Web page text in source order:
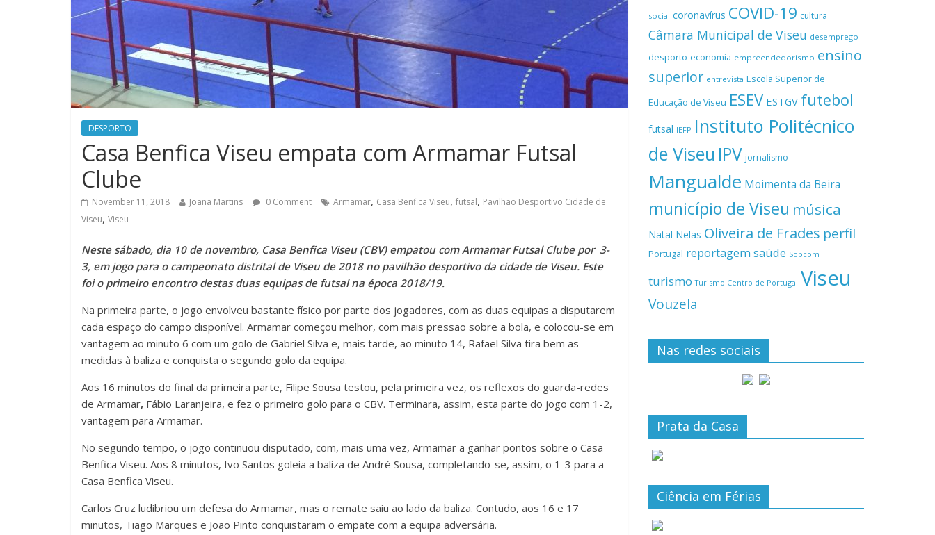
DESPORTO
Casa Benfica Viseu empata com Armamar Futsal
Clube
November 11, 2018 Joana Martins 0 Comment Armamar, Casa Benfica Viseu, futsal, Pavilhão Desportivo Cidade de
Viseu, Viseu
Neste sábado, dia 10 de novembro, Casa Benfica Viseu (CBV) empatou com Armamar Futsal Clube por 3-
3, em jogo para o campeonato distrital de Viseu de 2018 no pavilhão desportivo da cidade de Viseu. Este
foi o primeiro encontro destas duas equipas de futsal na época 2018/19.
Na primeira parte, o jogo envolveu bastante físico por parte dos jogadores, com as duas equipas a disputarem
cada espaço do campo disponível. Armamar começou melhor, com mais pressão sobre a bola, e colocou-se em
vantagem ao minuto 6 com um golo de Gabriel Silva e, mais tarde, ao minuto 14, Rafael Silva tira bem as
medidas à baliza e conquista o segundo golo da equipa.
Aos 16 minutos do final da primeira parte, Filipe Sousa testou, pela primeira vez, os reflexos do guarda-redes
de Armamar, Fábio Laranjeira, e fez o primeiro golo para o CBV. Terminara, assim, esta parte do jogo com 1-2,
vantagem para Armamar.
No segundo tempo, o jogo continuou disputado, com, mais uma vez, Armamar a ganhar pontos sobre o Casa
Benfica Viseu. Aos 8 minutos, Ivo Santos goleia a baliza de André Sousa, completando-se, assim, o 1-3 para a
Casa Benfica Viseu.
Carlos Cruz ludibriou um defesa do Armamar, mas o remate saiu ao lado da baliza. Contudo, aos 16 e 17
minutos, Tiago Marques e João Pinto conquistaram o empate com a equipa adversária.
social coronavírus COVID-19 cultura
Câmara Municipal de Viseu desemprego
desporto economia empreendedorismo ensino
superior entrevista Escola Superior de
Educação de Viseu ESEV ESTGV futebol
futsal IEFP Instituto Politécnico
de Viseu IPV jornalismo
Mangualde Moimenta da Beira
município de Viseu música
Natal Nelas Oliveira de Frades perfil
Portugal reportagemsaúde Sopcom
turismo Turismo Centro de Portugal Viseu
Vouzela
Nas redes sociais
Prata da Casa
Ciência em Férias